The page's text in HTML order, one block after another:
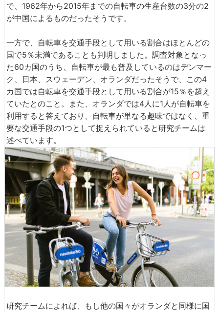
で、1962年から2015年までの自転車の生産台数の3分の2
が中国によるものだったそうです。
一方で、自転車を交通手段として用いる割合はほとんどの
国で5％未満であることも判明しました。調査対象となっ
た60カ国のうち、自転車が最も普及しているのはデンマー
ク、日本、スウェーデン、オランダだったそうで、この4
カ国では自転車を交通手段として用いる割合が15％を超え
ていたとのこと。また、オランダでは4人に1人が自転車を
利用すると答えており、自転車が単なる趣味ではなく、重
要な交通手段の1つとして捉えられていると研究チームは
述べています。
研究チームによれば、もし他の国々がオランダと同様に国